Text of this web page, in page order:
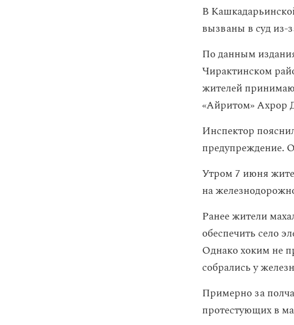
В
вызваны в суд из-
По данным
Чирактинском
жителей
«Айритом» Ахрор
Инспектор
предупреждение.
Утром 7 июня
на
Ранее жители
обеспечить село
Однако хоким не
собрались у
Примерно за
протестующих в